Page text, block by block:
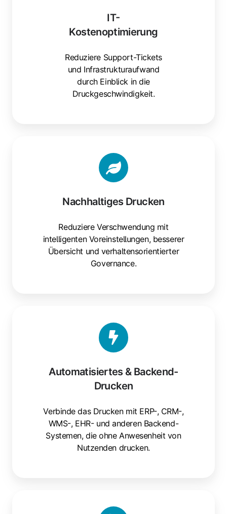
IT-
Kostenoptimierung
Reduziere Support-Tickets
und Infrastrukturaufwand
durch Einblick in die
Druckgeschwindigkeit.
Nachhaltiges Drucken
Reduziere Verschwendung mit
intelligenten Voreinstellungen, besserer
Übersicht und verhaltensorientierter
Governance.
Drucken
Automatisiertes & Backend-
Drucken
Verbinde das Drucken mit ERP-, CRM-,
WMS-, EHR- und anderen Backend-
Systemen, die ohne Anwesenheit von
Nutzenden drucken.
&
Backend-
Drucken
deinen